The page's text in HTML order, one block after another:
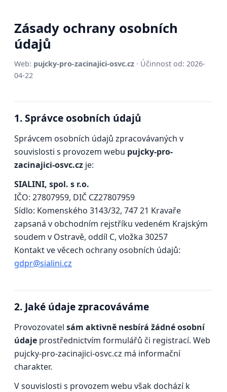
Zásady ochrany osobních
údajů
Web: pujcky-pro-zacinajici-osvc.cz · Účinnost od: 2026-
04-22
1. Správce osobních údajů
Správcem osobních údajů zpracovávaných v
souvislosti s provozem webu pujcky-pro-
zacinajici-osvc.cz je:
SIALINI, spol. s r.o.
IČO: 27807959, DIČ CZ27807959
Sídlo: Komenského 3143/32, 747 21 Kravaře
zapsaná v obchodním rejstříku vedeném Krajským
soudem v Ostravě, oddíl C, vložka 30257
Kontakt ve věcech ochrany osobních údajů:
gdpr@sialini.cz
2. Jaké údaje zpracováváme
Provozovatel sám aktivně nesbírá žádné osobní
údaje prostřednictvím formulářů či registrací. Web
pujcky-pro-zacinajici-osvc.cz má informační
charakter.
V souvislosti s provozem webu však dochází k